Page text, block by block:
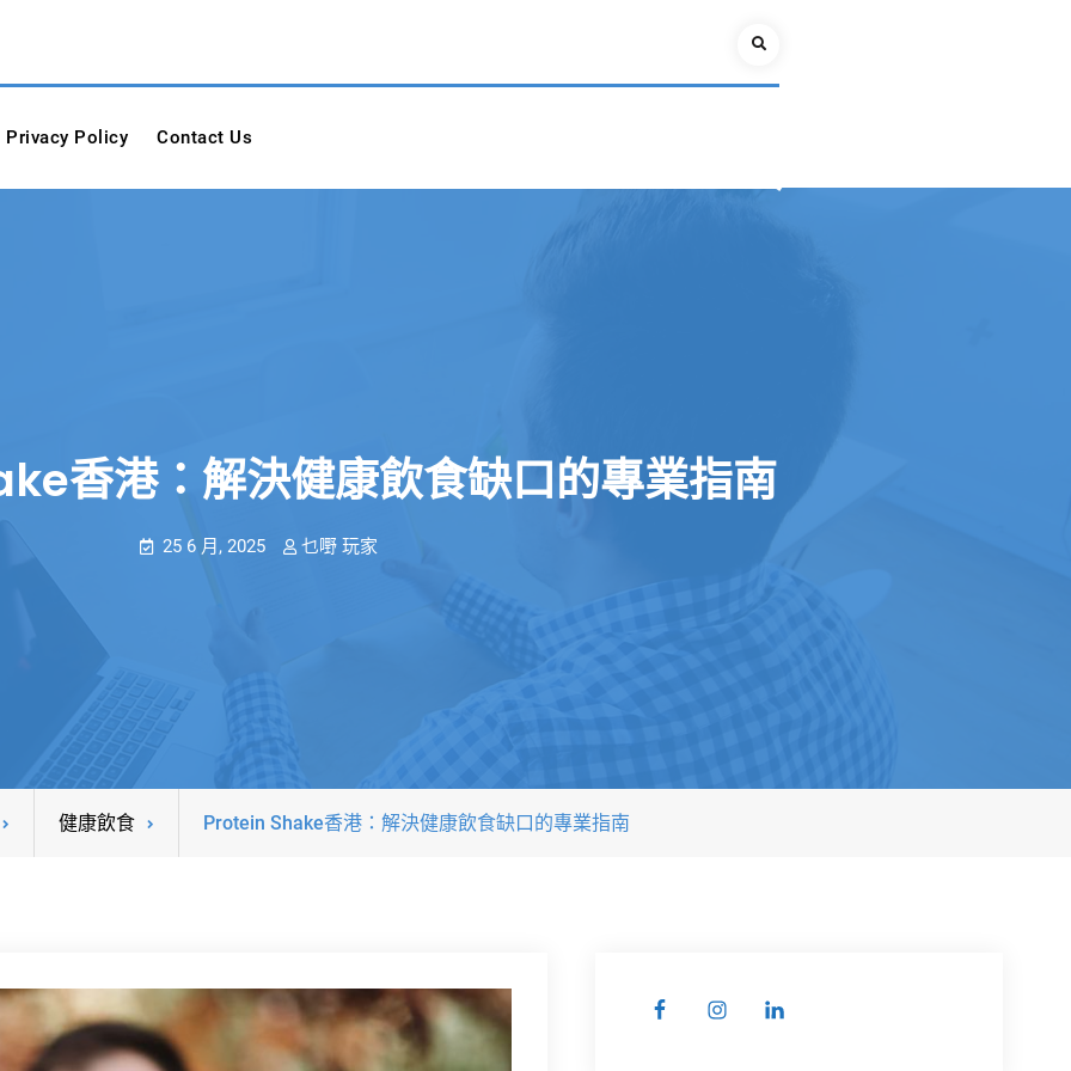
Materials Corp.
Search
Privacy Policy Contact Us
香港：解決健康飲食缺口的專業指南
25 6 月, 2025 乜嘢 玩家
健康飲食 Protein Shake香港：解決健康飲食缺口的專業指南